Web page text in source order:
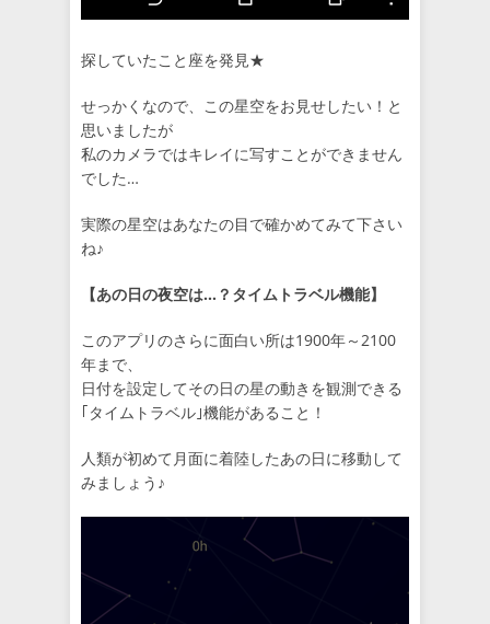
探していたこと座を発見★
せっかくなので、この星空をお見せしたい！と
思いましたが
私のカメラではキレイに写すことができません
でした…
実際の星空はあなたの目で確かめてみて下さい
ね♪
【あの日の夜空は…？タイムトラベル機能】
このアプリのさらに面白い所は1900年～2100
年まで、
日付を設定してその日の星の動きを観測できる
｢タイムトラベル｣機能があること！
人類が初めて月面に着陸したあの日に移動して
みましょう♪